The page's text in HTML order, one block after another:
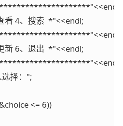
4、搜索  *"<<endl;
6、退出  *"<<endl;
择：";
<= 6))